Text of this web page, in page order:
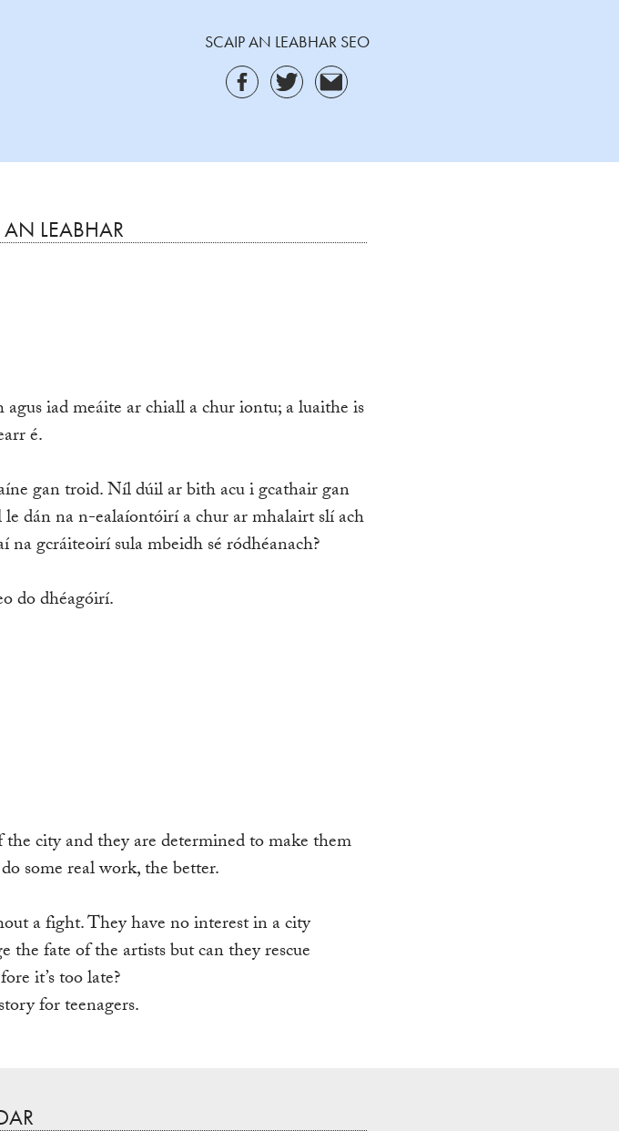
SCAIP AN LEABHAR SEO
LEABHAR
iad meáite ar chiall a chur iontu; a luaithe is
é.
gan troid. Níl dúil ar bith acu i gcathair gan
dán na n-ealaíontóirí a chur ar mhalairt slí ach
gcráiteoirí sula mbeidh sé ródhéanach?
do dhéagóirí.
city and they are determined to make them
some real work, the better.
a fight. They have no interest in a city
fate of the artists but can they rescue
it’s too late?
for teenagers.